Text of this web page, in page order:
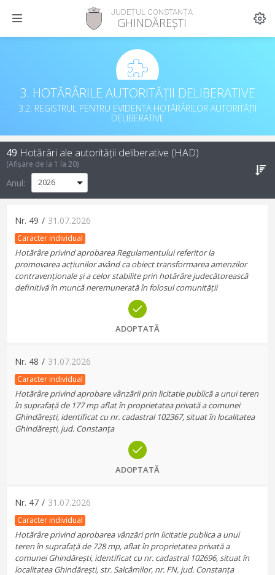
JUDEȚUL CONSTANȚA
GHINDĂREȘTI
3. HOTĂRÂRILE AUTORITĂȚII DELIBERATIVE
3.2. REGISTRUL PENTRU EVIDENȚA HOTĂRÂRILOR AUTORITĂȚII
DELIBERATIVE
49 Hotărâri ale autorității deliberative (HAD)
(Afișare de la 1 la 20)
Anul:
Nr. 49 / 31.07.2026
Caracter individual
Hotărâre privind aprobarea Regulamentului referitor la
promovarea acțiunilor având ca obiect transformarea amenzilor
contravenționale și a celor stabilite prin hotărâre judecătorească
definitivă în muncă neremunerată în folosul comunității
ADOPTATĂ
Nr. 48 / 31.07.2026
Caracter individual
Hotărâre privind aprobare vânzării prin licitatie publică a unui teren
în suprafață de 177 mp aflat în proprietatea privată a comunei
Ghindărești, identificat cu nr. cadastral 102367, situat în localitatea
Ghindărești, jud. Constanța
ADOPTATĂ
Nr. 47 / 31.07.2026
Caracter individual
Hotărâre privind aprobarea vânzări prin licitatie publica a unui
teren în suprafață de 728 mp, aflat în proprietatea privată a
comunei Ghindărești, identificat cu nr. cadastral 102696, situat în
localitatea Ghindărești, str. Salcâmilor, nr. FN, jud. Constanța